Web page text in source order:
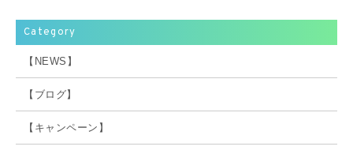
Category
【NEWS】
【ブログ】
【キャンペーン】